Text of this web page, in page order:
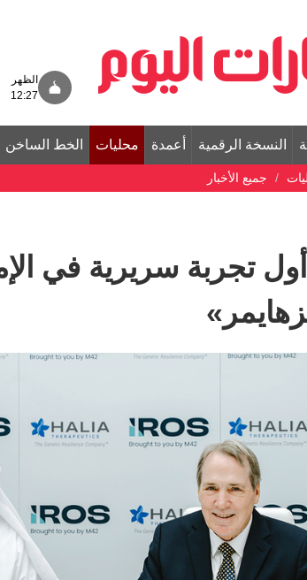
الظهر
12:27
النسخة الرقمية أعمدة محليات الخط الساخن
جميع الأخبار
تجربة سريرية في